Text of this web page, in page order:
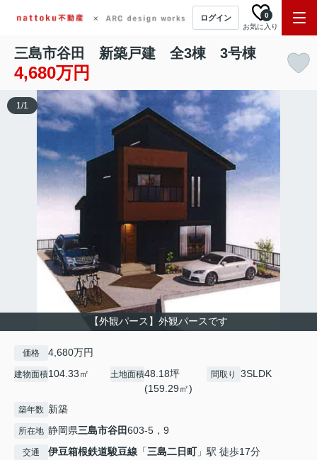
ログイン
お気に入り
0
三島市谷田 新築戸建 全3棟 3号棟
4,680万円
【外観パース】外観パースです
1/1
価格 4,680万円
建物面積104.33㎡ 土地面積48.18坪
(159.29㎡)
間取り 3SLDK
築年数 新築
所在地 静岡県三島市谷田603-5，9
交通 伊豆箱根鉄道駿豆線 「三島二日町」駅 徒歩17分